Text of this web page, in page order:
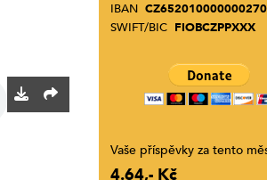
IBAN
SWIFT/BIC FIOBCZPPXXX
Vaše příspěvky za tento
4.64,- Kč